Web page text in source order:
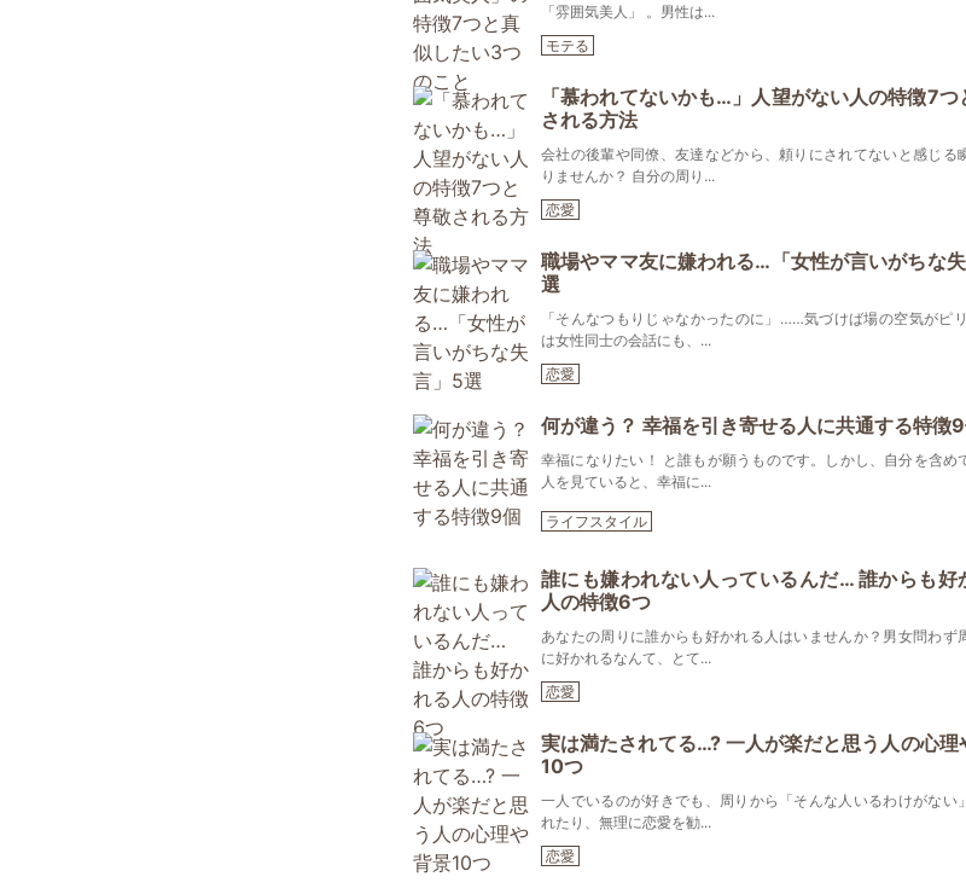
「雰囲気美人」 。男性は...
モテる
「慕われてないかも…」人望がない人の特徴7つ
される方法
会社の後輩や同僚、友達などから、頼りにされてないと感じる
りませんか？ 自分の周り...
恋愛
職場やママ友に嫌われる…「女性が言いがちな
選
「そんなつもりじゃなかったのに」……気づけば場の空気がピ
は女性同士の会話にも、...
恋愛
何が違う？ 幸福を引き寄せる人に共通する特徴
幸福になりたい！ と誰もが願うものです。しかし、自分を含め
人を見ていると、幸福に...
ライフスタイル
誰にも嫌われない人っているんだ… 誰からも好
人の特徴6つ
あなたの周りに誰からも好かれる人はいませんか？男女問わず
に好かれるなんて、とて...
恋愛
実は満たされてる…? 一人が楽だと思う人の心理
10つ
一人でいるのが好きでも、周りから「そんな人いるわけがない
れたり、無理に恋愛を勧...
恋愛